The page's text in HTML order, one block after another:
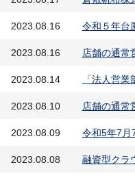
2023.08.16 令和５年台
2023.08.16 店舗の通常
2023.08.14 「法人営
2023.08.10 店舗の通常
2023.08.09 令和5年7月
2023.08.08 融資型クラ